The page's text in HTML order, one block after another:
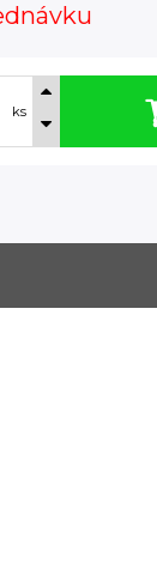
ks